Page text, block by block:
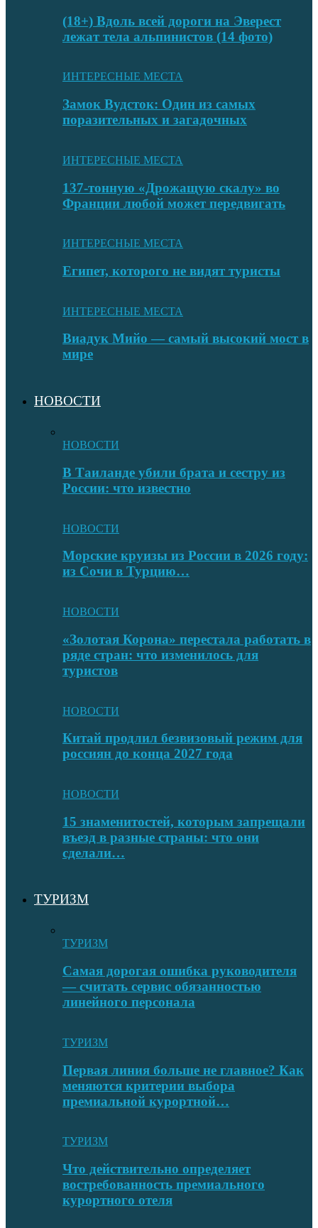
(18+) Вдоль всей дороги на Эверест
лежат тела альпинистов (14 фото)
ИНТЕРЕСНЫЕ МЕСТА
Замок Вудсток: Один из самых
поразительных и загадочных
ИНТЕРЕСНЫЕ МЕСТА
137-тонную «Дрожащую скалу» во
Франции любой может передвигать
ИНТЕРЕСНЫЕ МЕСТА
Египет, которого не видят туристы
ИНТЕРЕСНЫЕ МЕСТА
Виадук Мийо — самый высокий мост в
мире
НОВОСТИ
НОВОСТИ
В Таиланде убили брата и сестру из
России: что известно
НОВОСТИ
Морские круизы из России в 2026 году:
из Сочи в Турцию…
НОВОСТИ
«Золотая Корона» перестала работать в
ряде стран: что изменилось для
туристов
НОВОСТИ
Китай продлил безвизовый режим для
россиян до конца 2027 года
НОВОСТИ
15 знаменитостей, которым запрещали
въезд в разные страны: что они
сделали…
ТУРИЗМ
ТУРИЗМ
Самая дорогая ошибка руководителя
— считать сервис обязанностью
линейного персонала
ТУРИЗМ
Первая линия больше не главное? Как
меняются критерии выбора
премиальной курортной…
ТУРИЗМ
Что действительно определяет
востребованность премиального
курортного отеля